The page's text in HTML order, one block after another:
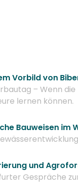
Vorbild von
– Wenn
lernen können.
Bauweisen im
und
Gespräche